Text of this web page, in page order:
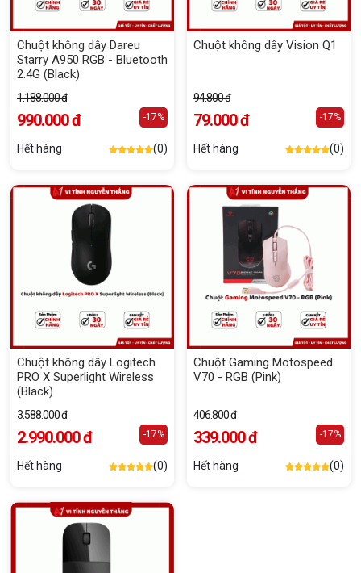
Chuột không dây Dareu
Starry A950 RGB - Bluetooth
2.4G (Black)
1.188.000 đ
990.000 đ -17%
Hết hàng (0)
Chuột không dây Vision Q1
94.800 đ
79.000 đ -17%
Hết hàng (0)
Chuột không dây Logitech
PRO X Superlight Wireless
(Black)
3.588.000 đ
2.990.000 đ -17%
Hết hàng (0)
Chuột Gaming Motospeed
V70 - RGB (Pink)
406.800 đ
339.000 đ -17%
Hết hàng (0)